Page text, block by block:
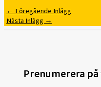
← Föregående Inlägg
Nästa Inlägg →
Prenumerera